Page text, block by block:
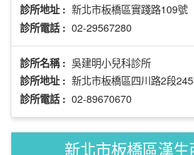
診所地址 : 新北市板橋區實踐路109號
診所電話 : 02-29567280
診所名稱 : 吳建明小兒科診所
診所地址 : 新北市板橋區四川路2段
診所電話 : 02-89670670
新北市板橋區漢